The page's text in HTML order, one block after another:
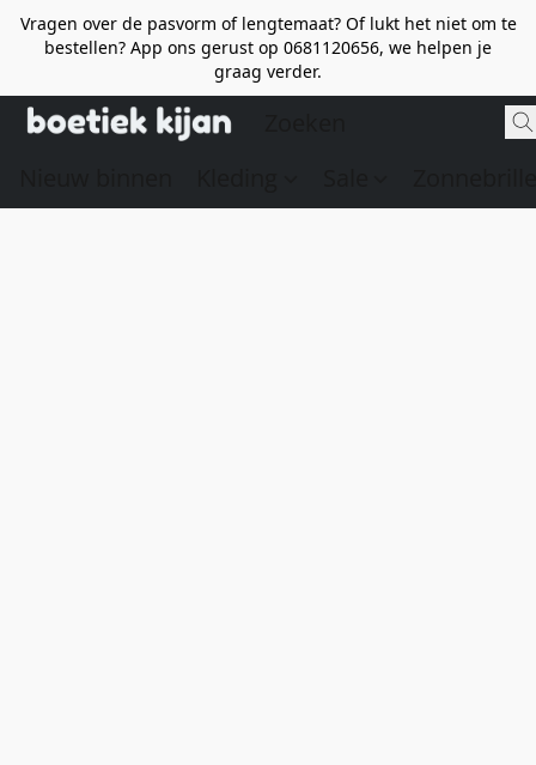
Vragen over de pasvorm of lengtemaat? Of lukt het niet om te
bestellen? App ons gerust op 0681120656, we helpen je
graag verder.